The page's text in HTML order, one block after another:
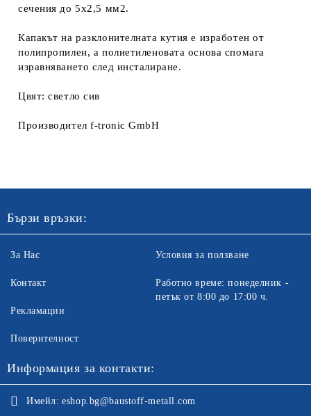
сечения до 5х2,5 мм2.
Капакът на разклонителната кутия е изработен от
полипропилен, а полиетиленовата основа спомага
изравняването след инсталиране.
Цвят: светло сив
Производител f-tronic GmbH
Бързи връзки:
За Нас
Контакт
Рекламации
Поверителност
Условия за ползване
Работно време: понеделник -
петък от 8:00 до 17:00 ч.
Информация за контакти:
Имейл: eshop.bg@baustoff-metall.com